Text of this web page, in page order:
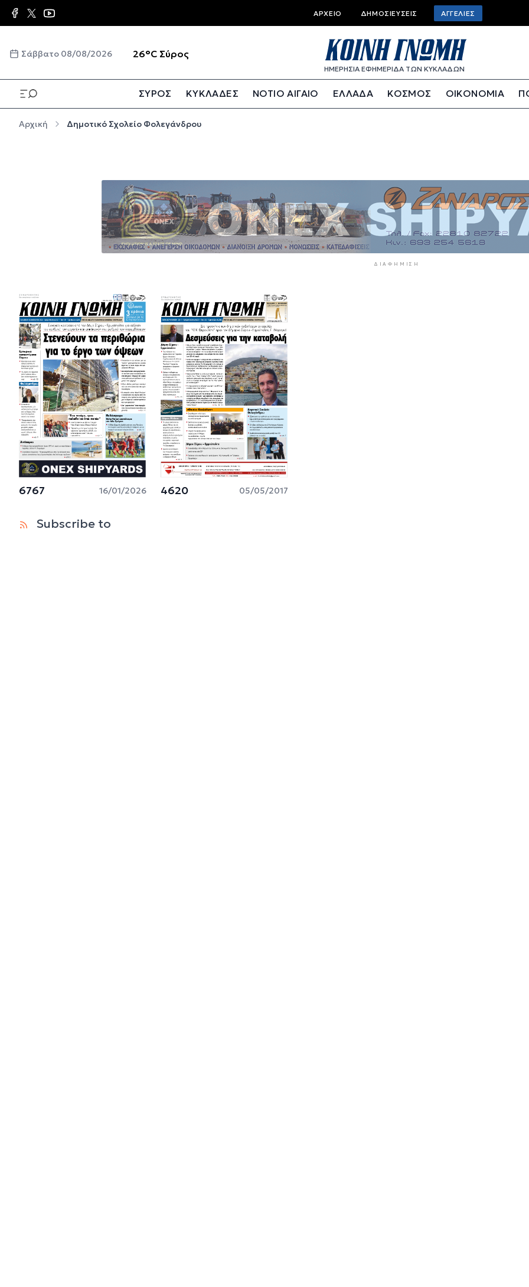
Παράκαμψη προς το κυρίως περιεχόμενο Top bar menu
ΑΡΧΕΊΟ ΔΗΜΟΣΙΕΎΣΕΙΣ ΑΓΓΕΛΊΕΣ
Σάββατο 08/08/2026 26°C Σύρος
ΗΜΕΡΗΣΙΑ ΕΦΗΜΕΡΙΔΑ ΤΩΝ ΚΥΚΛΑΔΩΝ
ΣΥΡΟΣ ΚΥΚΛΑΔΕΣ ΝΟΤΙΟ ΑΙΓΑΙΟ ΕΛΛΑΔΑ ΚΟΣΜΟΣ ΟΙΚΟΝΟΜΙΑ
Αρχική Δημοτικό Σχολείο Φολεγάνδρου
ΔΙΑΦΉΜΙΣΗ
6767 16/01/2026 4620 05/05/2017
Subscribe to